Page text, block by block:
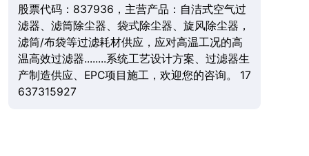
股票代码：837936，主营产品：自洁式空气过
滤器、滤筒除尘器、袋式除尘器、旋风除尘器，
滤筒/布袋等过滤耗材供应，应对高温工况的高
温高效过滤器........系统工艺设计方案、过滤器生
产制造供应、EPC项目施工，欢迎您的咨询。 17
637315927